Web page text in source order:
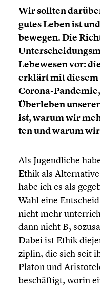
Wir sollten
gutes Leben ist
bewegen. Die
Lebewesen vor:
erklärt mit diesem
Corona-
Überleben
ist, warum wir
ten und warum
Als Jugend­li­che
Ethik als
habe ich es als
Wahl eine
nicht mehr
dann nicht B,
Dabei ist Ethik
zi­plin, die sich seit
Platon und
beschäf­tigt, worin